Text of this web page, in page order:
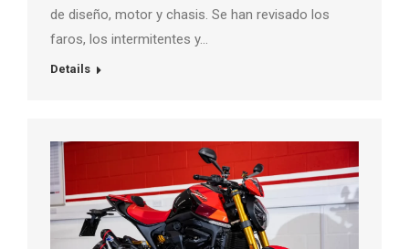
de diseño, motor y chasis. Se han revisado los
faros, los intermitentes y…
Details